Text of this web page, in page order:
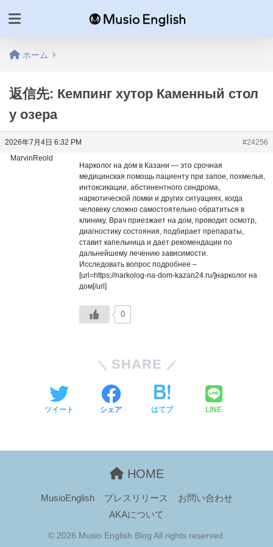
ホーム
返信先: Кемпинг хутор Каменный стол
у озера
2026年7月4日 6:32 PM
#24256
MarvinReold
Нарколог на дом в Казани — это срочная
медицинская помощь пациенту при запое, похмелья,
интоксикации, абстинентного синдрома,
наркотической ломки и других ситуациях, когда
человеку сложно самостоятельно обратиться в
клинику. Врач приезжает на дом, проводит осмотр,
диагностику состояния, подбирает препараты,
ставит капельница и дает рекомендации по
дальнейшему лечению зависимости.
Исследовать вопрос подробнее –
[url=https://narkolog-na-dom-kazan24.ru/]нарколог на
дом[/url]
0
SHARE
ツイート シェア はてブ LINE
HOME
MusioEnglish プレスリリース
お問い合わせ
AKAについて
© 2026 Musio English Blog All rights reserved.